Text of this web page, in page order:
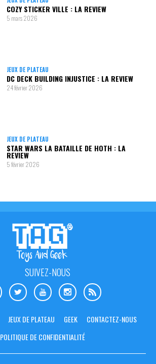
COZY STICKER VILLE : LA REVIEW
5 mars 2026
JEUX DE PLATEAU
DC DECK BUILDING INJUSTICE : LA REVIEW
24 février 2026
JEUX DE PLATEAU
STAR WARS LA BATAILLE DE HOTH : LA
REVIEW
5 février 2026
SUIVEZ-NOUS
JEUX DE PLATEAU GEEK
CONTACTEZ-NOUS
POLITIQUE DE CONFIDENTIALITÉ